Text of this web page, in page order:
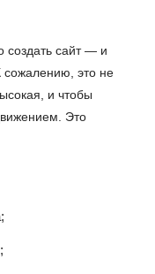
создать сайт — и
сожалению, это не
и чтобы
Это